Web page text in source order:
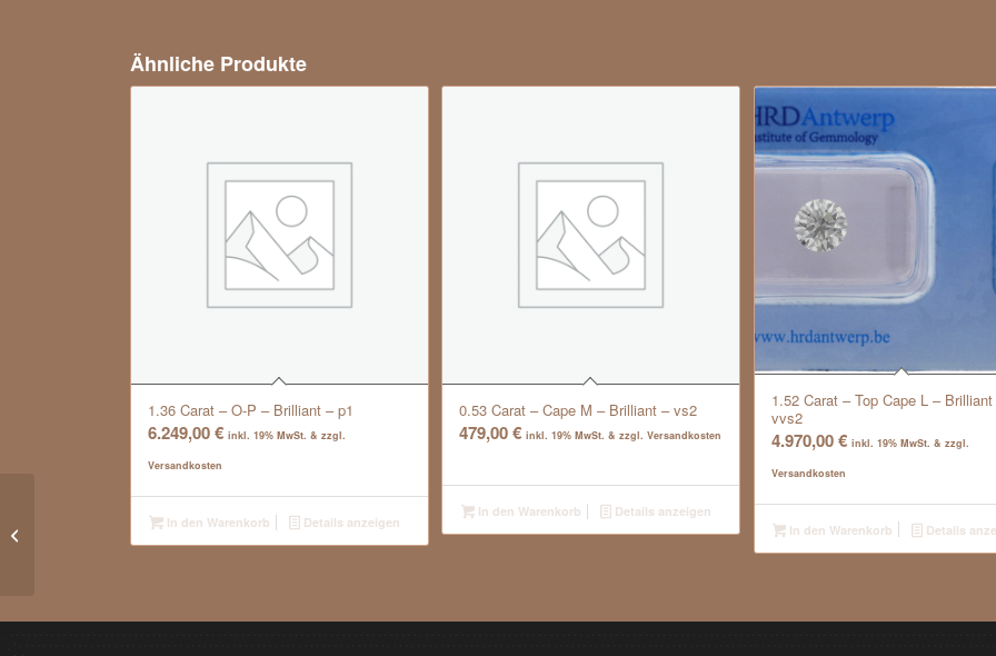
Ähnliche Produkte
1.36 Carat – O-P – Brilliant – p1
6.249,00€ inkl. 19% MwSt. & zzgl.
Versandkosten
In den Warenkorb Details anzeigen
0.53 Carat – Cape M – Brilliant – vs2
479,00€ inkl. 19% MwSt. & zzgl. Versandkosten
In den Warenkorb Details anzeigen
1.52 Carat – Top Cape L – Brilliant
vvs2
4.970,00€ inkl. 19% MwSt. & zzgl.
Versandkosten
In den Warenkorb Details
1.02 Carat – River E –
Brilliant – vvs1